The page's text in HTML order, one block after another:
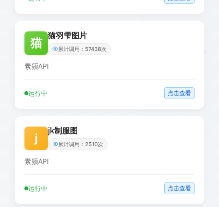
猫
猫羽雫图片
累计调用：57438次
素颜API
运行中 点击查看
j
jk制服图
累计调用：2510次
素颜API
运行中 点击查看